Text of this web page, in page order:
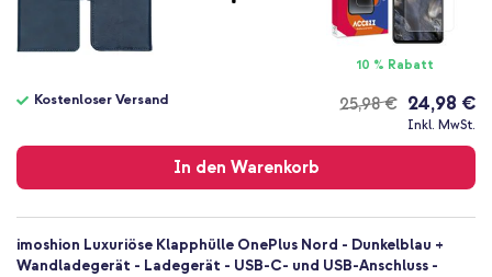
Nein
Hülle
Vollständiger Schutz
10 % Rabatt
25,98 €
Kostenloser Versand 24,98 €
Inkl. MwSt.
In den Warenkorb
Versand
imoshion Luxuriöse Klapphülle OnePlus Nord - Dunkelblau +
Wandladegerät - Ladegerät - USB-C- und USB-Anschluss -